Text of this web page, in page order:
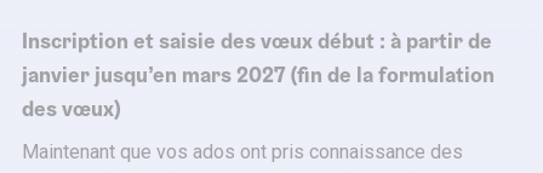
Inscription et saisie des vœux début : à partir de
janvier jusqu’en mars 2027 (fin de la formulation
des vœux)
Maintenant que vos ados ont pris connaissance des